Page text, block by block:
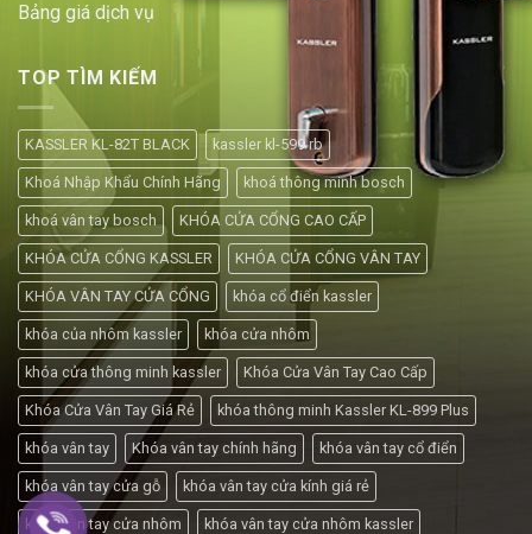
Bảng giá dịch vụ
TOP TÌM KIẾM
KASSLER KL-82T BLACK kassler kl-599 rb
Khoá Nhập Khẩu Chính Hãng khoá thông minh bosch
khoá vân tay bosch KHÓA CỬA CỔNG CAO CẤP
KHÓA CỬA CỔNG KASSLER KHÓA CỬA CỔNG VÂN TAY
KHÓA VÂN TAY CỬA CỔNG khóa cổ điển kassler
khóa của nhôm kassler khóa cửa nhôm
khóa cửa thông minh kassler Khóa Cửa Vân Tay Cao Cấp
Khóa Cửa Vân Tay Giá Rẻ khóa thông minh Kassler KL-899 Plus
khóa vân tay Khóa vân tay chính hãng khóa vân tay cổ điển
khóa vân tay cửa gỗ khóa vân tay cửa kính giá rẻ
khóa vân tay cửa nhôm khóa vân tay cửa nhôm kassler